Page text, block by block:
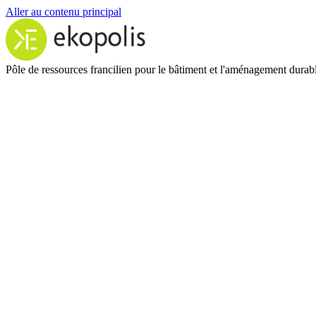
Aller au contenu principal
Pôle de ressources francilien pour le bâtiment et l'aménagement